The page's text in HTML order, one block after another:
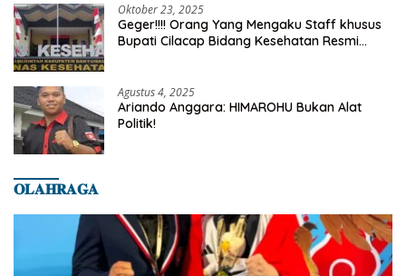
Oktober 23, 2025
Geger!!!! Orang Yang Mengaku Staff khusus
Bupati Cilacap Bidang Kesehatan Resmi
Agustus 4, 2025
Ariando Anggara: HIMAROHU Bukan Alat
Politik!
𝐎𝐋𝐀𝐇𝐑𝐀𝐆𝐀